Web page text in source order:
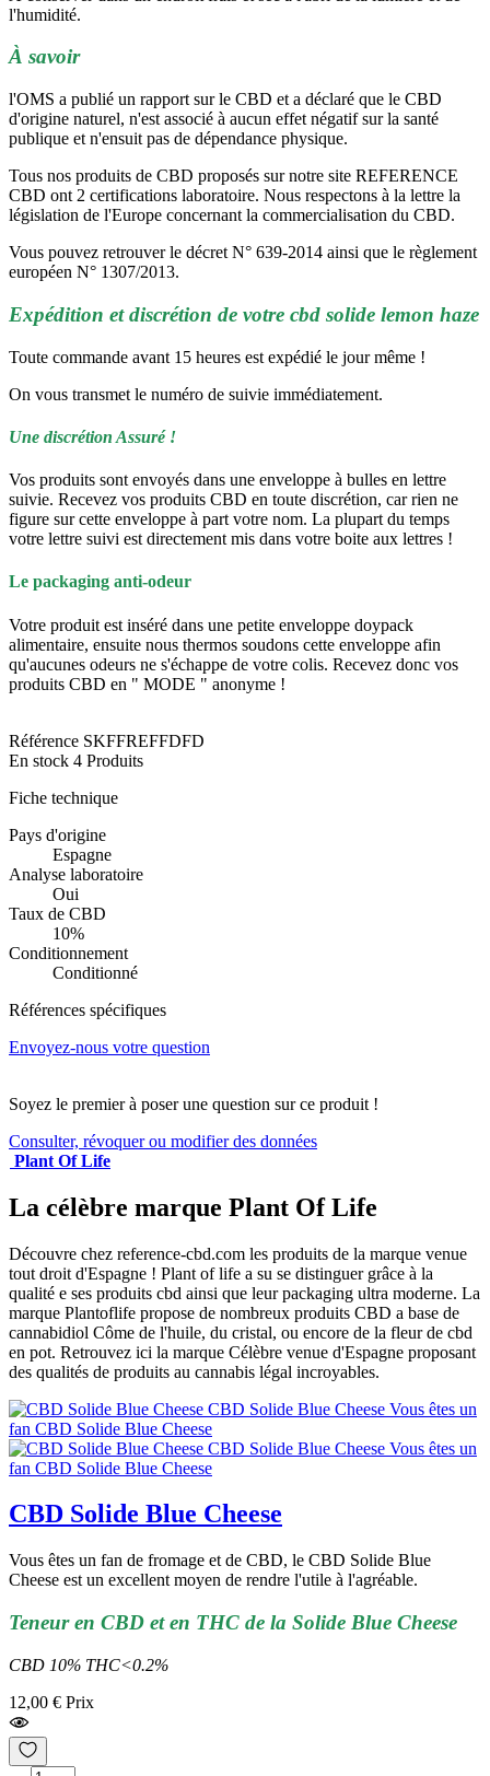
l'humidité.
À savoir
l'OMS a publié un rapport sur le CBD et a déclaré que le CBD
d'origine naturel, n'est associé à aucun effet négatif sur la santé
publique et n'ensuit pas de dépendance physique.
Tous nos produits de CBD proposés sur notre site REFERENCE
CBD ont 2 certifications laboratoire. Nous respectons à la lettre la
législation de l'Europe concernant la commercialisation du CBD.
Vous pouvez retrouver le décret N° 639-2014 ainsi que le règlement
européen N° 1307/2013.
Expédition et discrétion de votre cbd solide lemon haze
Toute commande avant 15 heures est expédié le jour même !
On vous transmet le numéro de suivie immédiatement.
Une discrétion Assuré !
Vos produits sont envoyés dans une enveloppe à bulles en lettre
suivie. Recevez vos produits CBD en toute discrétion, car rien ne
figure sur cette enveloppe à part votre nom. La plupart du temps
votre lettre suivi est directement mis dans votre boite aux lettres !
Le packaging anti-odeur
Votre produit est inséré dans une petite enveloppe doypack
alimentaire, ensuite nous thermos soudons cette enveloppe afin
qu'aucunes odeurs ne s'échappe de votre colis. Recevez donc vos
produits CBD en " MODE " anonyme !
Référence SKFFREFFDFD
En stock 4 Produits
Fiche technique
Pays d'origine
Espagne
Analyse laboratoire
Oui
Taux de CBD
10%
Conditionnement
Conditionné
Références spécifiques
Envoyez-nous votre question
Soyez le premier à poser une question sur ce produit !
Consulter, révoquer ou modifier des données
Plant Of Life
La célèbre marque Plant Of Life
Découvre chez reference-cbd.com les produits de la marque venue
tout droit d'Espagne ! Plant of life a su se distinguer grâce à la
qualité e ses produits cbd ainsi que leur packaging ultra moderne. La
marque Plantoflife propose de nombreux produits CBD a base de
cannabidiol Côme de l'huile, du cristal, ou encore de la fleur de cbd
en pot. Retrouvez ici la marque Célèbre venue d'Espagne proposant
des qualités de produits au cannabis légal incroyables.
CBD Solide Blue Cheese
Vous êtes un fan de fromage et de CBD, le CBD Solide Blue
Cheese est un excellent moyen de rendre l'utile à l'agréable.
Teneur en CBD et en THC de la Solide Blue Cheese
CBD 10% THC<0.2%
12,00 € Prix